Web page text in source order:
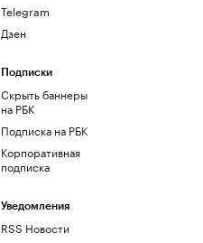
Telegram
Дзен
Подписки
Скрыть баннеры
на РБК
Подписка на РБК
Корпоративная
подписка
Уведомления
RSS Новости